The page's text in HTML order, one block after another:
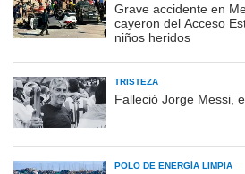
Grave accidente en
cayeron del Acceso
niños heridos
TRISTEZA
Falleció Jorge Messi,
POLO DE ENERGÍA LIMPIA